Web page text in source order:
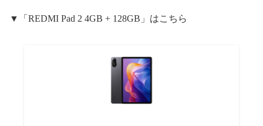
▼「REDMI Pad 2 4GB + 128GB」はこちら